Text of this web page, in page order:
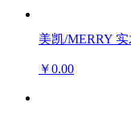
美凯/MERRY
￥0.00